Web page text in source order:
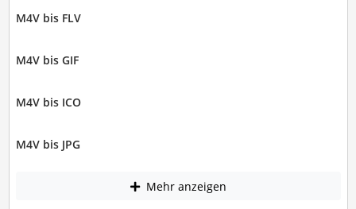
M4V bis FLV
M4V bis GIF
M4V bis ICO
M4V bis JPG
Mehr anzeigen